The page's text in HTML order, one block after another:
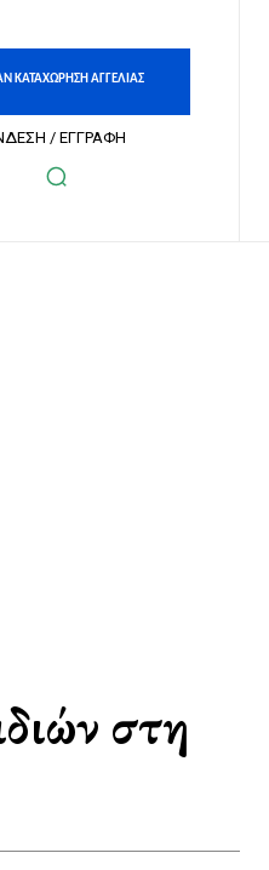
ΑΓΓΕΛΙΩΝ ΑΚΙΝΗΤΩΝ &
ΚΑΤΑΧΩΡΗΣΗ ΑΓΓΕΛΙΑΣ
/ ΕΓΓΡΑΦΗ
στη